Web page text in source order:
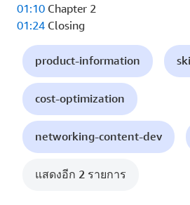
01:10 Chapter 2
01:24 Closing
product-information
cost-optimization
networking-content-dev
แสดงอีก 2 รายการ